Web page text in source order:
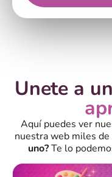
Unete a un
Aquí puedes ver
nuestra web miles
uno?Te lo